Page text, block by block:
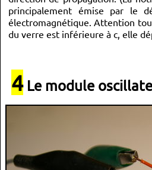
principalement émise par le
électromagnétique. Attention
du verre est inférieure à c, elle
4Le module